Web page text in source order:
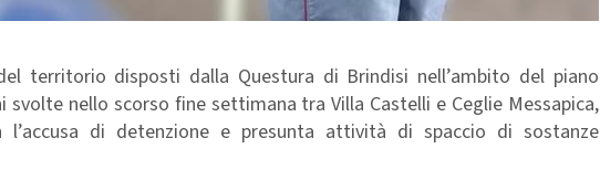
territorio disposti dalla Questura di Brindisi nell’ambito del piano
svolte nello scorso fine settimana tra Villa Castelli e Ceglie Messapica,
di detenzione e presunta attività di spaccio di sostanze